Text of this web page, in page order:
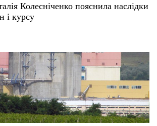
Колесніченко пояснила наслідки
і курсу